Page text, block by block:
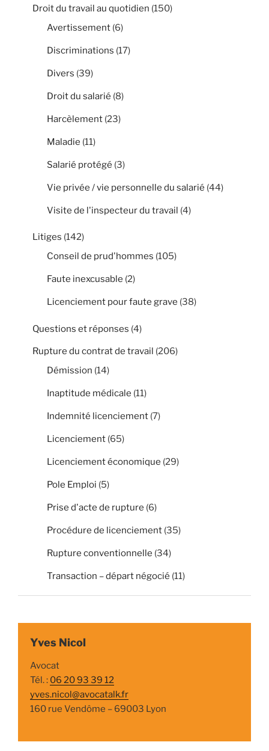
Droit du travail au quotidien (150)
Avertissement (6)
Discriminations (17)
Divers (39)
Droit du salarié (8)
Harcèlement (23)
Maladie (11)
Salarié protégé (3)
Vie privée / vie personnelle du salarié (44)
Visite de l'inspecteur du travail (4)
Litiges (142)
Conseil de prud'hommes (105)
Faute inexcusable (2)
Licenciement pour faute grave (38)
Questions et réponses (4)
Rupture du contrat de travail (206)
Démission (14)
Inaptitude médicale (11)
Indemnité licenciement (7)
Licenciement (65)
Licenciement économique (29)
Pole Emploi (5)
Prise d'acte de rupture (6)
Procédure de licenciement (35)
Rupture conventionnelle (34)
Transaction – départ négocié (11)
Yves Nicol
Avocat
Tél. : 06 20 93 39 12
yves.nicol@avocatalk.fr
160 rue Vendôme – 69003 Lyon